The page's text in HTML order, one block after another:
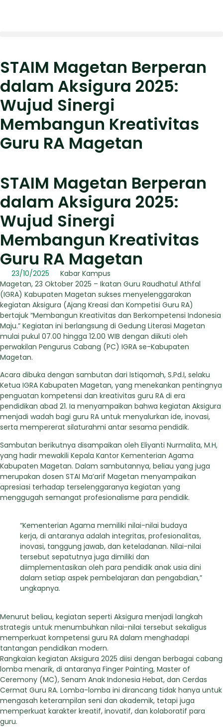
STAIM Magetan Berperan
dalam Aksigura 2025:
Wujud Sinergi
Membangun Kreativitas
Guru RA Magetan
STAIM Magetan Berperan
dalam Aksigura 2025:
Wujud Sinergi
Membangun Kreativitas
Guru RA Magetan
23/10/2025
Kabar Kampus
Magetan, 23 Oktober 2025 – Ikatan Guru Raudhatul Athfal
(IGRA) Kabupaten Magetan sukses menyelenggarakan
kegiatan Aksigura (Ajang Kreasi dan Kompetisi Guru RA)
bertajuk “Membangun Kreativitas dan Berkompetensi Indonesia
Maju.” Kegiatan ini berlangsung di Gedung Literasi Magetan
mulai pukul 07.00 hingga 12.00 WIB dengan diikuti oleh
perwakilan Pengurus Cabang (PC) IGRA se-Kabupaten
Magetan.
Acara dibuka dengan sambutan dari Istiqomah, S.Pd.I, selaku
Ketua IGRA Kabupaten Magetan, yang menekankan pentingnya
penguatan kompetensi dan kreativitas guru RA di era
pendidikan abad 21. Ia menyampaikan bahwa kegiatan Aksigura
menjadi wadah bagi guru RA untuk menyalurkan ide, inovasi,
serta mempererat silaturahmi antar sesama pendidik.
Sambutan berikutnya disampaikan oleh Eliyanti Nurmalita, M.H,
yang hadir mewakili Kepala Kantor Kementerian Agama
Kabupaten Magetan. Dalam sambutannya, beliau yang juga
merupakan dosen STAI Ma’arif Magetan menyampaikan
apresiasi terhadap terselenggaranya kegiatan yang
menggugah semangat profesionalisme para pendidik.
“Kementerian Agama memiliki nilai-nilai budaya
kerja, di antaranya adalah integritas, profesionalitas,
inovasi, tanggung jawab, dan keteladanan. Nilai-nilai
tersebut sepatutnya juga dimiliki dan
diimplementasikan oleh para pendidik anak usia dini
dalam setiap aspek pembelajaran dan pengabdian,”
ungkapnya.
Menurut beliau, kegiatan seperti Aksigura menjadi langkah
strategis untuk menumbuhkan nilai-nilai tersebut sekaligus
memperkuat kompetensi guru RA dalam menghadapi
tantangan pendidikan modern.
Rangkaian kegiatan Aksigura 2025 diisi dengan berbagai cabang
lomba menarik, di antaranya Finger Painting, Master of
Ceremony (MC), Senam Anak Indonesia Hebat, dan Cerdas
Cermat Guru RA. Lomba-lomba ini dirancang tidak hanya untuk
mengasah keterampilan seni dan akademik, tetapi juga
memperkuat karakter kreatif, inovatif, dan kolaboratif para
guru.